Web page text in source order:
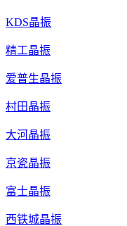
KDS晶振
精工晶振
爱普生晶振
村田晶振
大河晶振
京瓷晶振
富士晶振
西铁城晶振